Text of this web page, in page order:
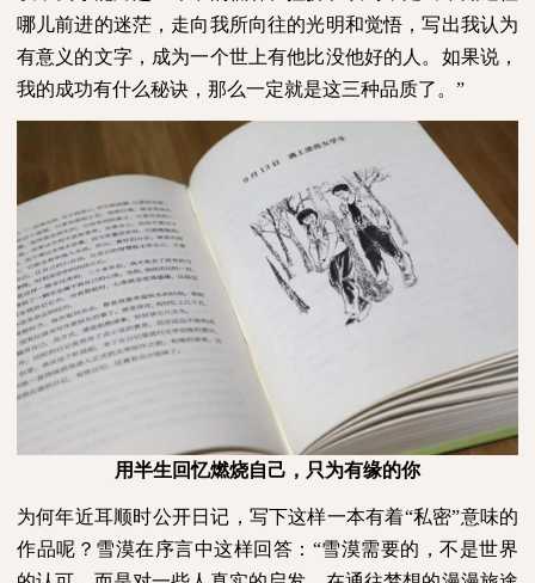
哪儿前进的迷茫，走向我所向往的光明和觉悟，写出我认为
有意义的文字，成为一个世上有他比没他好的人。如果说，
我的成功有什么秘诀，那么一定就是这三种品质了。”
用半生回忆燃烧自己，只为有缘的你
为何年近耳顺时公开日记，写下这样一本有着“私密”意味的
作品呢？雪漠在序言中这样回答：“雪漠需要的，不是世界